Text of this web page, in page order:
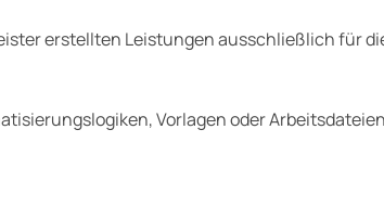
erstellten Leistungenausschließlich für
Vorlagen oder